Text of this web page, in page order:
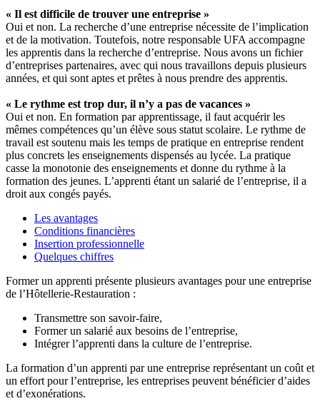
« Il est difficile de trouver une entreprise »
Oui et non. La recherche d’une entreprise nécessite de l’implication
et de la motivation. Toutefois, notre responsable UFA accompagne
les apprentis dans la recherche d’entreprise. Nous avons un fichier
d’entreprises partenaires, avec qui nous travaillons depuis plusieurs
années, et qui sont aptes et prêtes à nous prendre des apprentis.
« Le rythme est trop dur, il n’y a pas de vacances »
Oui et non. En formation par apprentissage, il faut acquérir les
mêmes compétences qu’un élève sous statut scolaire. Le rythme de
travail est soutenu mais les temps de pratique en entreprise rendent
plus concrets les enseignements dispensés au lycée. La pratique
casse la monotonie des enseignements et donne du rythme à la
formation des jeunes. L’apprenti étant un salarié de l’entreprise, il a
droit aux congés payés.
Les avantages
Conditions financières
Insertion professionnelle
Quelques chiffres
Former un apprenti présente plusieurs avantages pour une entreprise
de l’Hôtellerie-Restauration :
Transmettre son savoir-faire,
Former un salarié aux besoins de l’entreprise,
Intégrer l’apprenti dans la culture de l’entreprise.
La formation d’un apprenti par une entreprise représentant un coût et
un effort pour l’entreprise, les entreprises peuvent bénéficier d’aides
et d’exonérations.